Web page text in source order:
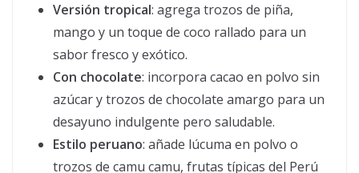
Versión tropical: agrega trozos de piña,
mango y un toque de coco rallado para un
sabor fresco y exótico.
Con chocolate: incorpora cacao en polvo sin
azúcar y trozos de chocolate amargo para un
desayuno indulgente pero saludable.
Estilo peruano: añade lúcuma en polvo o
trozos de camu camu, frutas típicas del Perú